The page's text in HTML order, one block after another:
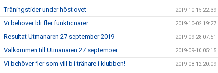
Träningstider under höstlovet 2019-10-15 22:39
Vi behöver bli fler funktionärer 2019-10-02 19:27
Resultat Utmanaren 27 september 2019 2019-09-28 07:51
Välkommen till Utmanaren 27 september 2019-09-10 05:15
Vi behöver fler som vill bli tränare i klubben! 2019-08-12 20:09